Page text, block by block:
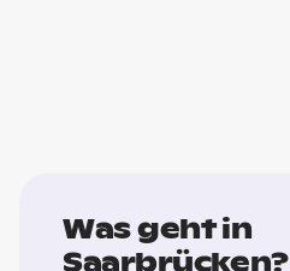
Was geht in
Saarbrücken?